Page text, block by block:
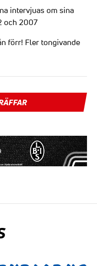
intervjuas om sina
och 2007
förr! Fler tongivande